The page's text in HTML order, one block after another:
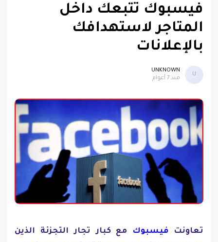
فيسبوك تتبعك داخل
المتاجر لاستهدافك
بالإعلانات
U
UNKNOWN
منذ 7 أعوام
تعاونت فيسبوك مع كبار تجار التجزئة الذين